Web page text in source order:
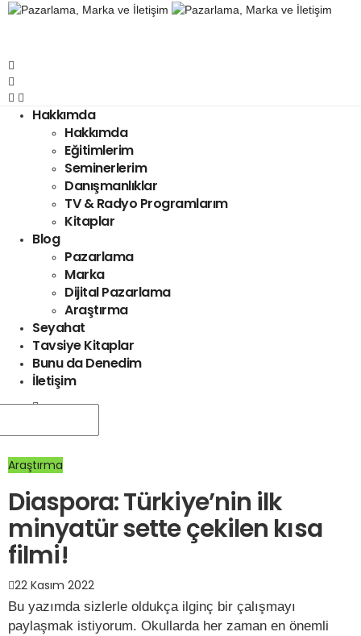
Hakkımda
Hakkımda
Eğitimlerim
Seminerlerim
Danışmanlıklar
TV & Radyo Programlarım
Kitaplar
Blog
Pazarlama
Marka
Dijital Pazarlama
Araştırma
Seyahat
Tavsiye Kitaplar
Bunu da Denedim
İletişim
Araştırma
Diaspora: Türkiye’nin ilk
minyatür sette çekilen kısa
filmi!
22 Kasım 2022
Bu yazımda sizlerle oldukça ilginç bir çalışmayı
paylaşmak istiyorum. Okullarda her zaman en önemli